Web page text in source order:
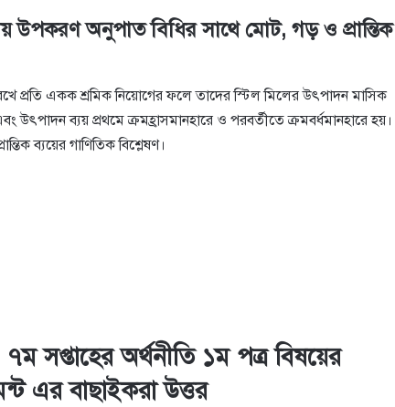
উপকরণ অনুপাত বিধির সাথে মােট, গড় ও প্রান্তিক
প্রতি একক শ্রমিক নিয়ােগের ফলে তাদের স্টিল মিলের উৎপাদন মাসিক
উৎপাদন ব্যয় প্রথমে ক্রমহ্রাসমানহারে ও পরবর্তীতে ক্রমবর্ধমানহারে হয়।
ব্যয়ের গাণিতিক বিশ্লেষণ।
সপ্তাহের অর্থনীতি ১ম পত্র বিষয়ের
এর বাছাইকরা উত্তর